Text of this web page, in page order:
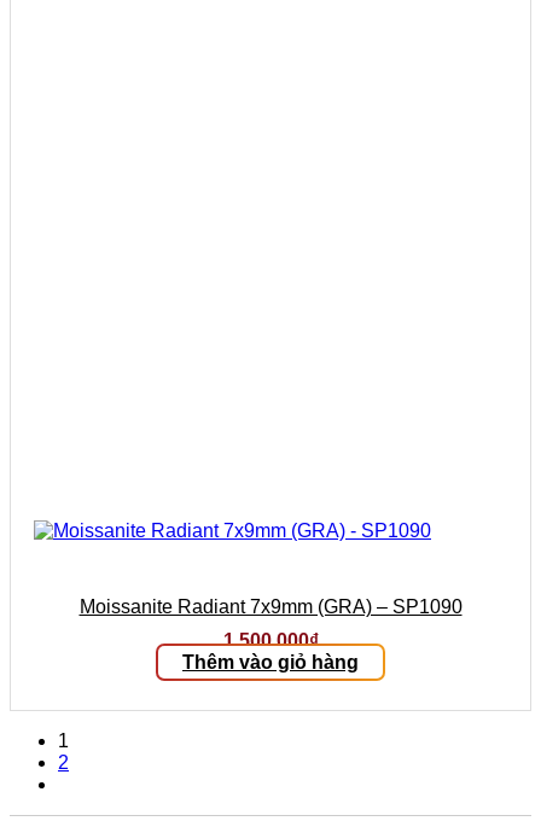
Moissanite Radiant 7x9mm (GRA) – SP1090
1.500.000₫
Thêm vào giỏ hàng
1
2